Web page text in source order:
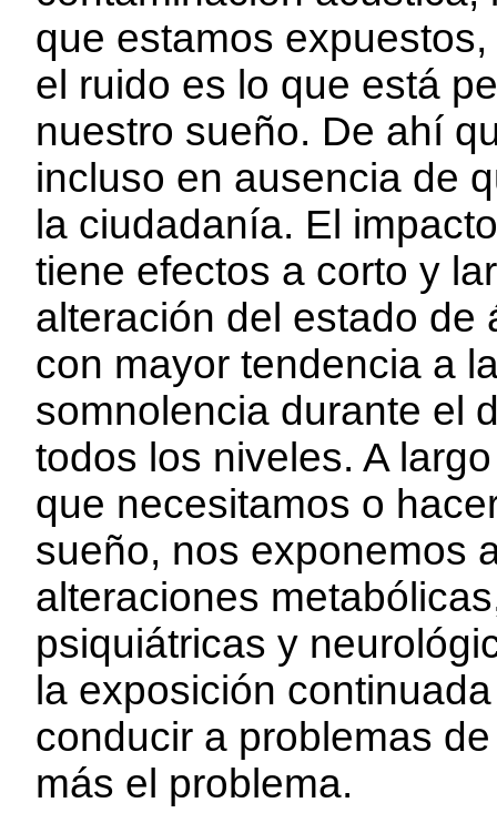
que estamos
el ruido es lo que está
nuestro sueño. De ahí
incluso en ausencia de
la ciudadanía. El
tiene efectos a corto y
alteración del estado de
con mayor tendencia a
somnolencia durante el
todos los niveles. A
que necesitamos o
sueño, nos exponemos
alteraciones
psiquiátricas y
la exposición
conducir a problemas
más el problema.